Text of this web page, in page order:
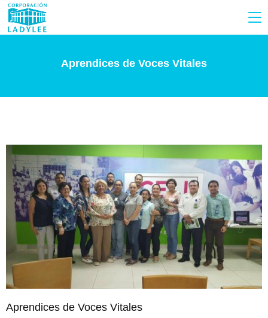
Aprendices de Voces Vitales
Aprendices de Voces Vitales